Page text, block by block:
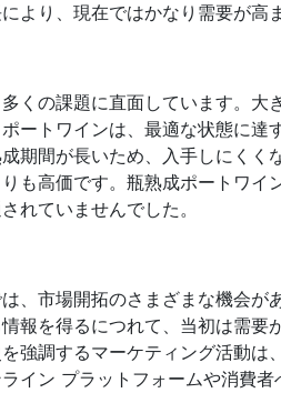
より、現在ではかなり需要が高
くの課題に直面しています。大
ートワインは、最適な状態に達
期間が長いため、入手しにくく
も高価です。瓶熟成ポートワ
れていませんでした。
、市場開拓のさまざまな機会が
報を得るにつれて、当初は需要
強調するマーケティング活動
イン プラットフォームや消費